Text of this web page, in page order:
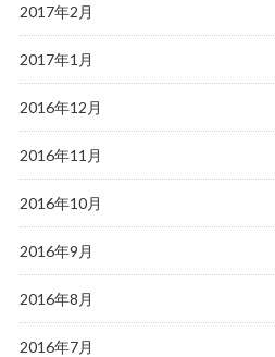
2017年2月
2017年1月
2016年12月
2016年11月
2016年10月
2016年9月
2016年8月
2016年7月